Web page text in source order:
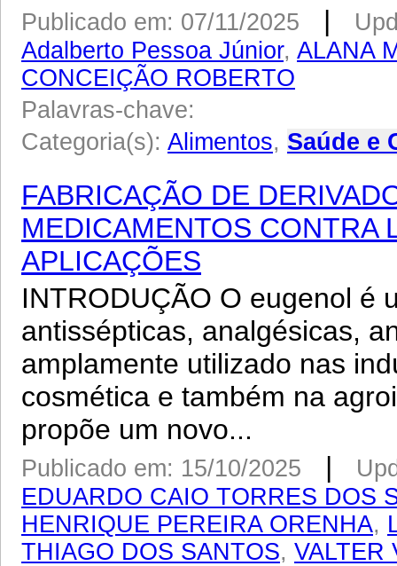
Publicado em: 07/11/2025 |
Adalberto Pessoa Júnior, ALANA
CONCEIÇÃO ROBERTO
Palavras-chave:
Categoria(s): Alimentos, Saúde e
FABRICAÇÃO DE
MEDICAMENTOS CONTRA
APLICAÇÕES
INTRODUÇÃO O eugenol é
antissépticas, analgésicas,
amplamente utilizado nas
cosmética e também na
propõe um novo...
Publicado em: 15/10/2025 |
EDUARDO CAIO TORRES DOS
HENRIQUE PEREIRA ORENHA,
THIAGO DOS SANTOS, VALTER